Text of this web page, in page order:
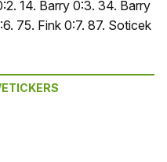
14. Barry 0:3. 34. Barry
75. Fink 0:7. 87. Soticek